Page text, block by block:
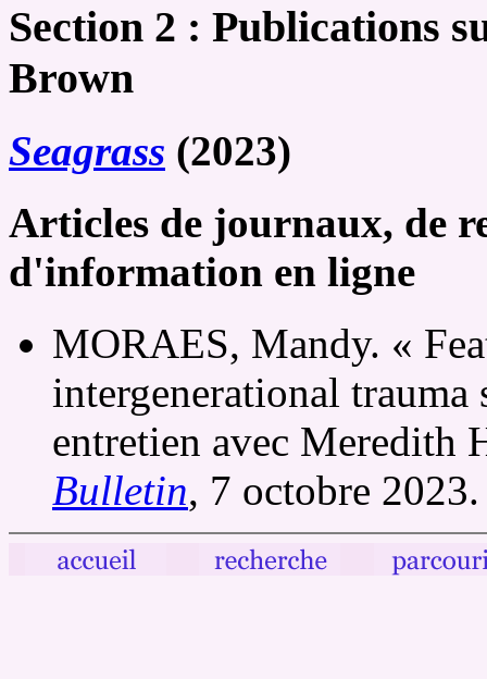
Section 2 : Publications
Brown
Seagrass (2023)
Articles de journaux, de
d'information en ligne
MORAES, Mandy. «
intergenerational
entretien avec Meredith
Bulletin, 7 octobre